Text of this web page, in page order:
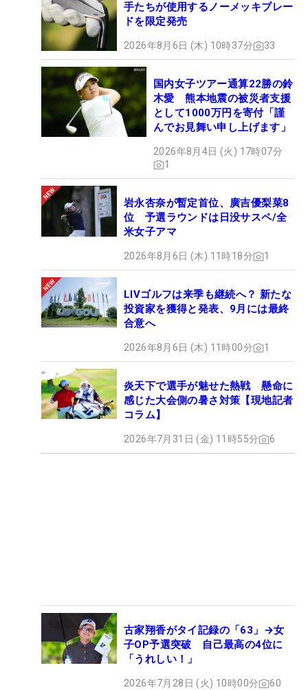
手たちが使用するノーメッキブレー
ドを限定発売
2026年8月6日 (木) 10時37分 33
国内女子ツアー通算22勝の鈴
木愛 熊本地震の被災者支援
として1000万円を寄付「謹
んでお見舞い申し上げます」
2026年8月4日 (火) 17時07分
1
岩永杏奈が暫定首位、廣吉優梨菜8
位 予選ラウンドは日没サスペ/全
米女子アマ
2026年8月6日 (木) 11時18分 1
LIVゴルフは来季も継続へ？ 新たな
投資家を獲得と発表、9月には最終
合意へ
2026年8月6日 (木) 11時00分 1
炎天下で選手が魅せた熱戦 懸命に
感じた大会側の暑さ対策【現地記者
コラム】
2026年7月31日 (金) 11時55分 6
古家翔香がタイ記録の「63」→女
子OP予選突破 自己最高の4位に
「うれしい！」
2026年7月28日 (火) 10時00分 60